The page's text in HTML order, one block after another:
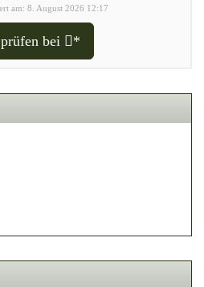
am: 8. August 2026 12:17
bei *